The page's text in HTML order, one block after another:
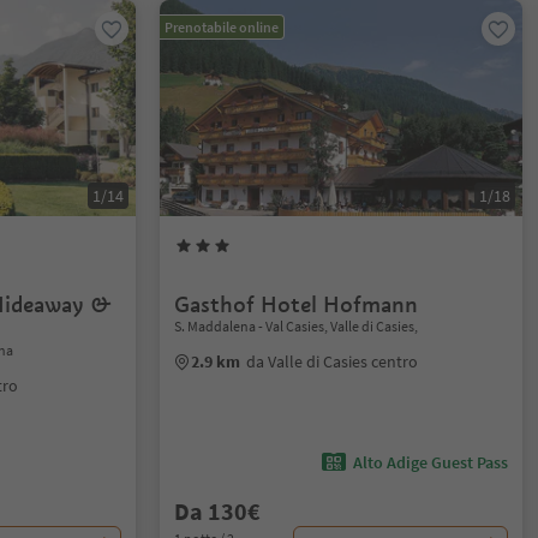
1/14
&
Prenotabile online
1/18
Gasthof Hotel Hofmann
S. Maddalena - Val Casies, Valle di Casies,
2.9 km da Valle di Casies centro
Alto Adige Guest Pass
Da 130€